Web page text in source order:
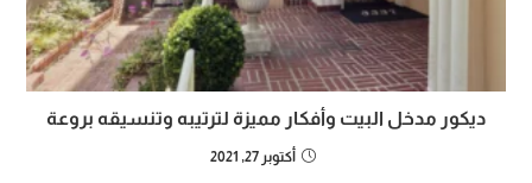
ديكور مدخل البيت وأفكار مميزة لترتيبه وتنسيقه بروعة
أكتوبر 27, 2021